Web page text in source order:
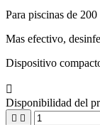
Para piscinas de 200
Mas efectivo,
Dispositivo

Disponibilidad del
 